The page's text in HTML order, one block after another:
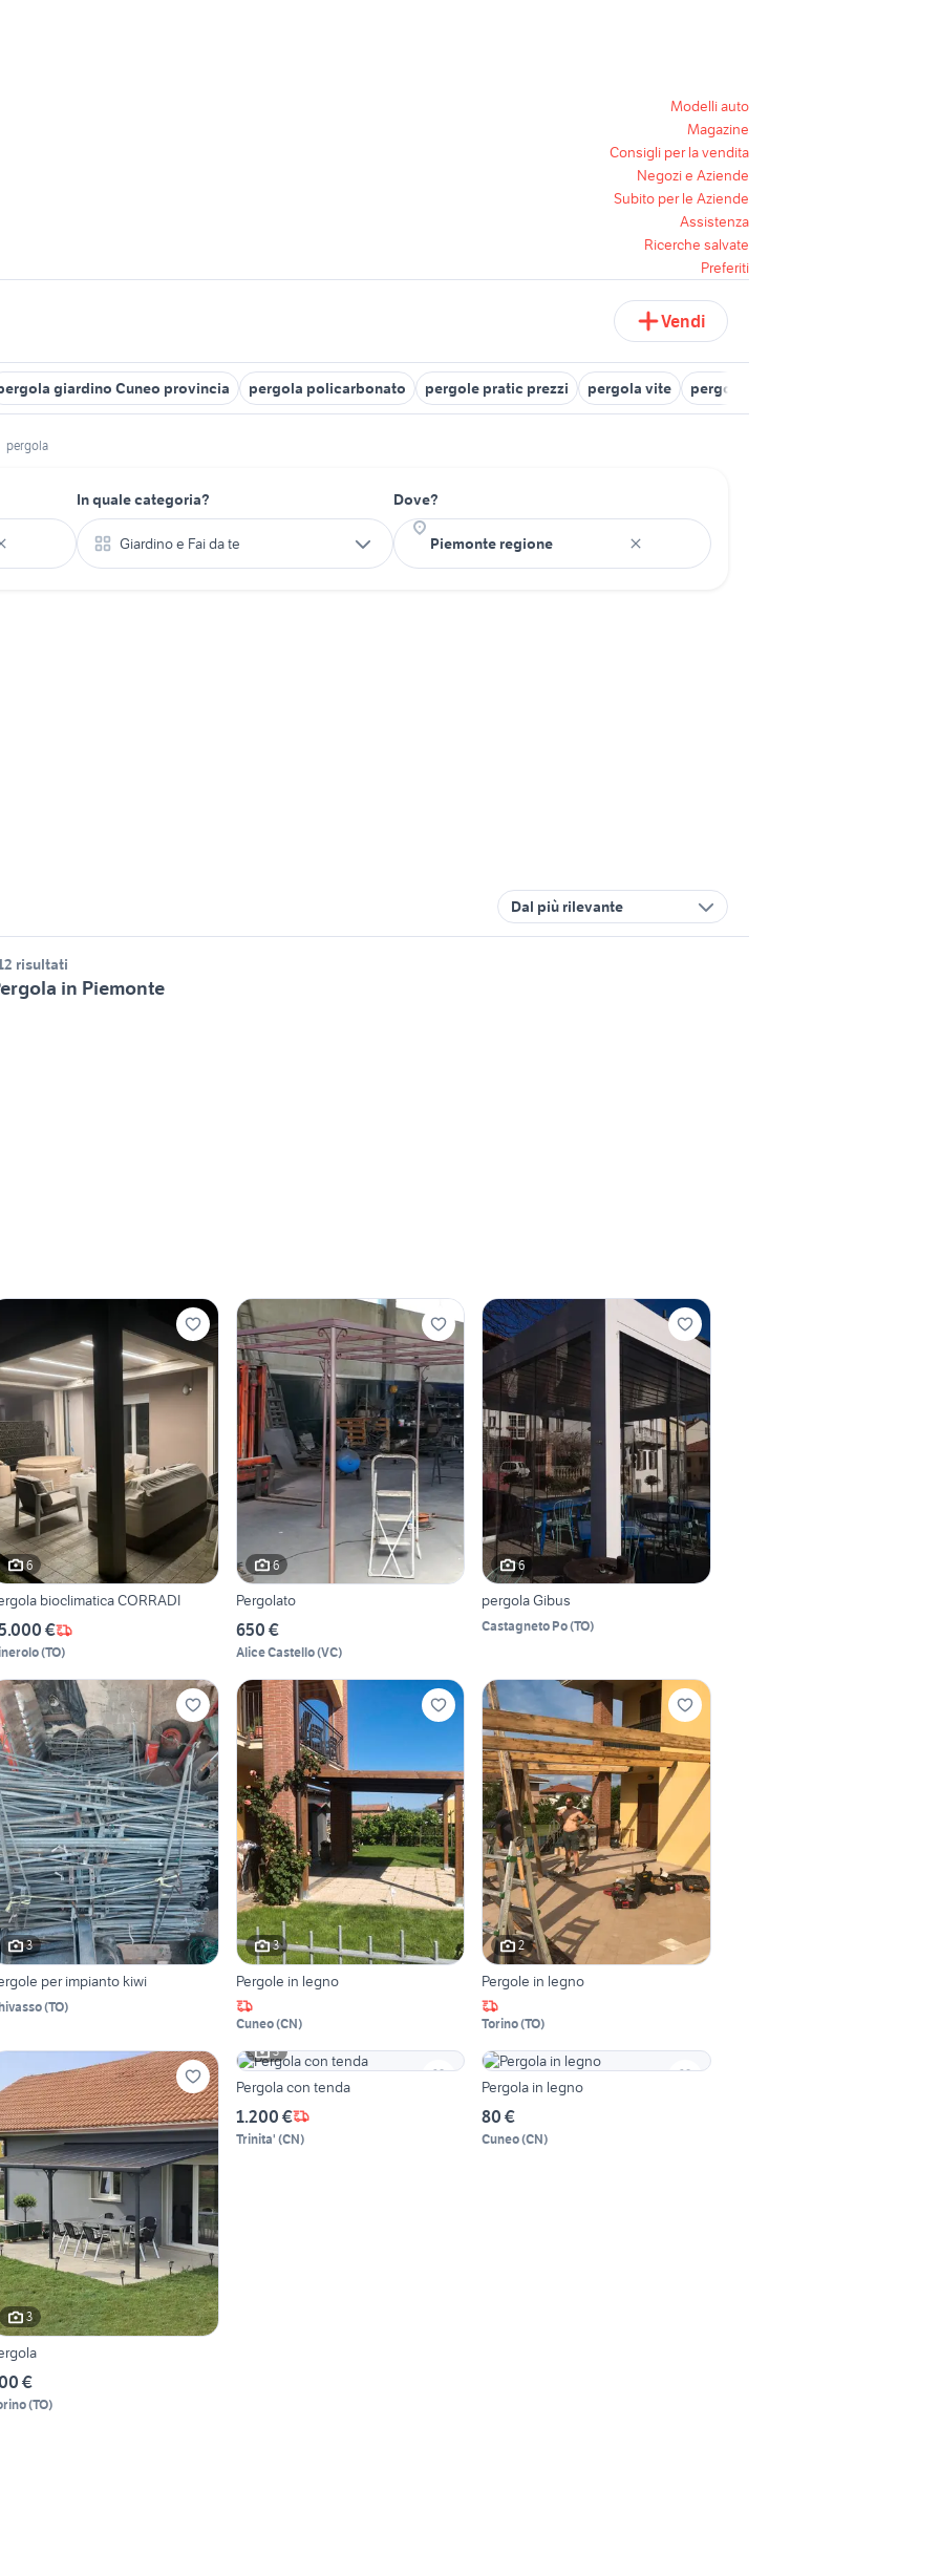
Modelli auto
Magazine
Consigli per la vendita
Negozi e Aziende
Subito per le Aziende
Assistenza
Ricerche salvate
Preferiti
Vendi
giardino Cuneo provincia pergola policarbonato pergole pratic prezzi pergola vite pergola a parete
pergola
In quale categoria?
Giardino e Fai da te
Dove?
Dal più rilevante
risultati
in Piemonte
6
bioclimatica CORRADI
€
(TO)
6
Pergolato
650 €
Alice Castello(VC)
6
pergola Gibus
Castagneto Po(TO)
3
per impianto kiwi
(TO)
3
Pergole in legno
Cuneo(CN)
2
Pergole in legno
Torino(TO)
3
€
(TO)
3
Pergola con tenda
1.200 €
Trinita' (CN)
Pergola in legno
80 €
Cuneo(CN)